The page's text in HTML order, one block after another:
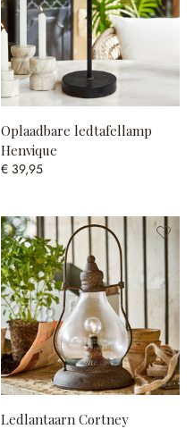
Oplaadbare ledtafellamp
Henvique
€ 39,95
Ledlantaarn Cortney